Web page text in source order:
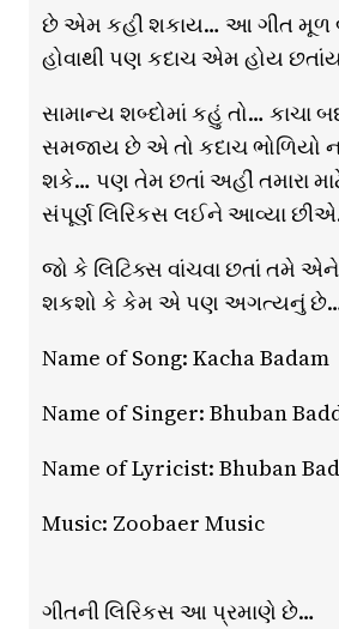
છે એમ કહી શકાય… આ ગીત મૂળ
હોવાથી પણ કદાચ એમ હોય
સામાન્ય શબ્દોમાં કહું તો… કાચા
સમજાય છે એ તો કદાચ ભોળિયો
શકે… પણ તેમ છતાં અહીં તમારા
સંપૂર્ણ લિરિકસ લઈને આવ્યા
જો કે લિટિક્સ વાંચવા છતાં તમે
શકશો કે કેમ એ પણ અગત્યનું
Name of Song: Kacha Badam
Name of Singer: Bhuban
Name of Lyricist: Bhuban
Music: Zoobaer Music
ગીતની લિરિકસ આ પ્રમાણે છે…